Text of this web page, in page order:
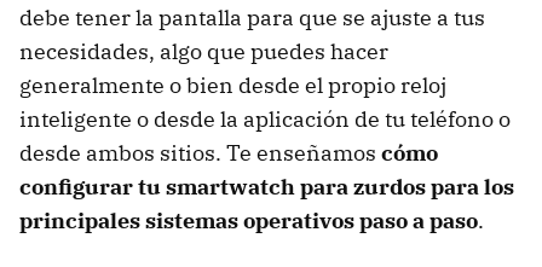
debe tener la pantalla para que se ajuste a tus
necesidades, algo que puedes hacer
generalmente o bien desde el propio reloj
inteligente o desde la aplicación de tu teléfono o
desde ambos sitios. Te enseñamos cómo
configurar tu smartwatch para zurdos para los
principales sistemas operativos paso a paso.